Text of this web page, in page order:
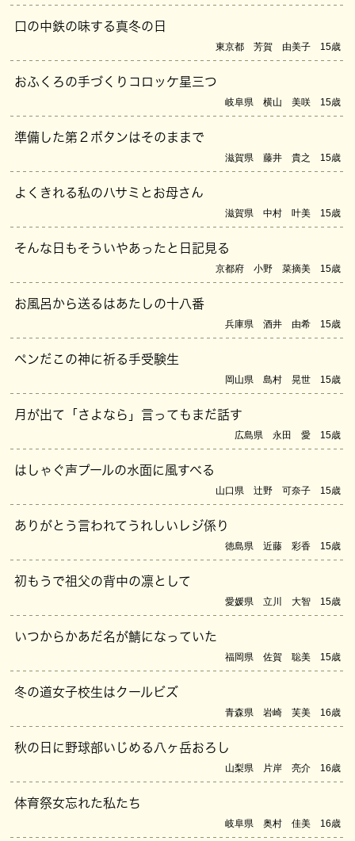
口の中鉄の味する真冬の日
東京都 芳賀 由美子 15歳
おふくろの手づくりコロッケ星三つ
岐阜県 横山 美咲 15歳
準備した第２ボタンはそのままで
滋賀県 藤井 貴之 15歳
よくきれる私のハサミとお母さん
滋賀県 中村 叶美 15歳
そんな日もそういやあったと日記見る
京都府 小野 菜摘美 15歳
お風呂から送るはあたしの十八番
兵庫県 酒井 由希 15歳
ペンだこの神に祈る手受験生
岡山県 島村 晃世 15歳
月が出て「さよなら」言ってもまだ話す
広島県 永田 愛 15歳
はしゃぐ声プールの水面に風すべる
山口県 辻野 可奈子 15歳
ありがとう言われてうれしいレジ係り
徳島県 近藤 彩香 15歳
初もうで祖父の背中の凛として
愛媛県 立川 大智 15歳
いつからかあだ名が鯖になっていた
福岡県 佐賀 聡美 15歳
冬の道女子校生はクールビズ
青森県 岩崎 芙美 16歳
秋の日に野球部いじめる八ヶ岳おろし
山梨県 片岸 亮介 16歳
体育祭女忘れた私たち
岐阜県 奥村 佳美 16歳